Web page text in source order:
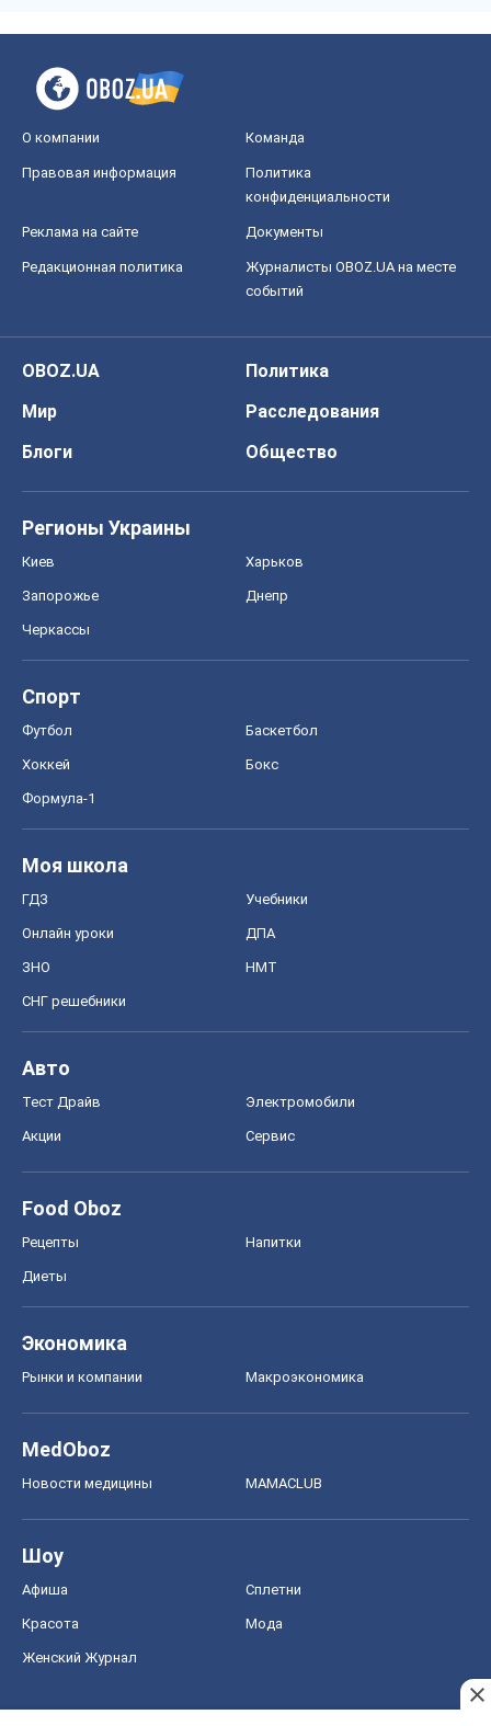
О компании Команда
Правовая информация
Политика
конфиденциальности
Реклама на сайте Документы
Редакционная политика
Журналисты OBOZ.UA на месте
событий
OBOZ.UA
Политика
Мир
Расследования
Блоги
Общество
Регионы Украины
Киев Харьков
Запорожье Днепр
Черкассы
Спорт
Футбол Баскетбол
Хоккей Бокс
Формула-1
Моя школа
ГДЗ Учебники
Онлайн уроки ДПА
ЗНО НМТ
СНГ решебники
Авто
Тест Драйв Электромобили
Акции Сервис
Food Oboz
Рецепты Напитки
Диеты
Экономика
Рынки и компании Mакроэкономика
MedOboz
Новости медицины MAMACLUB
Шоу
Афиша Сплетни
Красота Мода
Женский Журнал